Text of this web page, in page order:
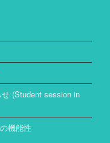
(Student session in
機能性